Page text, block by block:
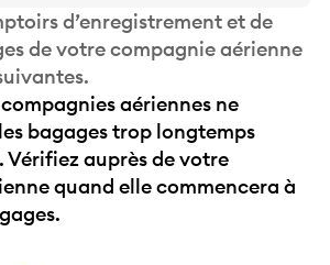
d’enregistrement et de
de votre compagnie aérienne
aériennes ne
bagages trop longtemps
auprès de votre
quand elle commencera à